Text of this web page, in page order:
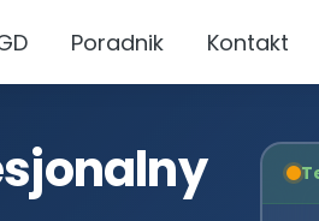
Poradnik Kontakt